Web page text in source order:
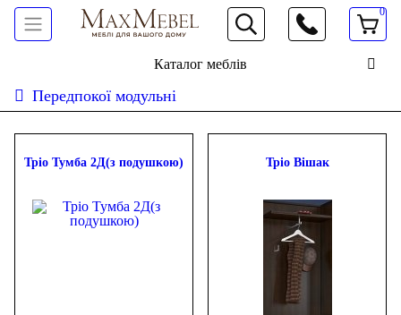
066 472 19 61
0
Каталог меблів
Передпокої модульні
ФІЛЬТР
-
Тріо Тумба 2Д(з подушкою) Тріо Вішак